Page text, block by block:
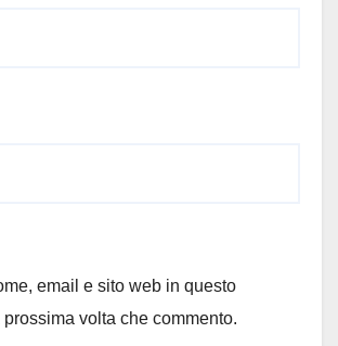
email e sito web in questo
volta che commento.